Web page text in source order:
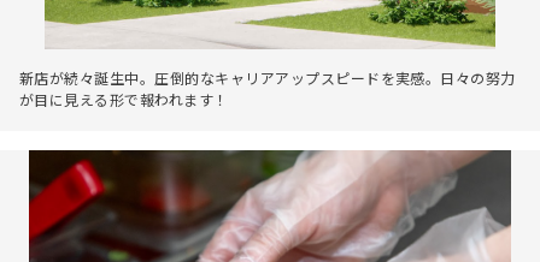
新店が続々誕生中。圧倒的なキャリアアップスピードを実感。日々の努力
が目に見える形で報われます！